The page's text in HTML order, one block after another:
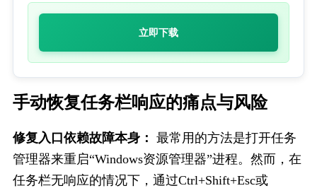
立即下载
手动恢复任务栏响应的痛点与风险
修复入口依赖故障本身： 最常用的方法是打开任务
管理器来重启“Windows资源管理器”进程。然而，在
任务栏无响应的情况下，通过Ctrl+Shift+Esc或